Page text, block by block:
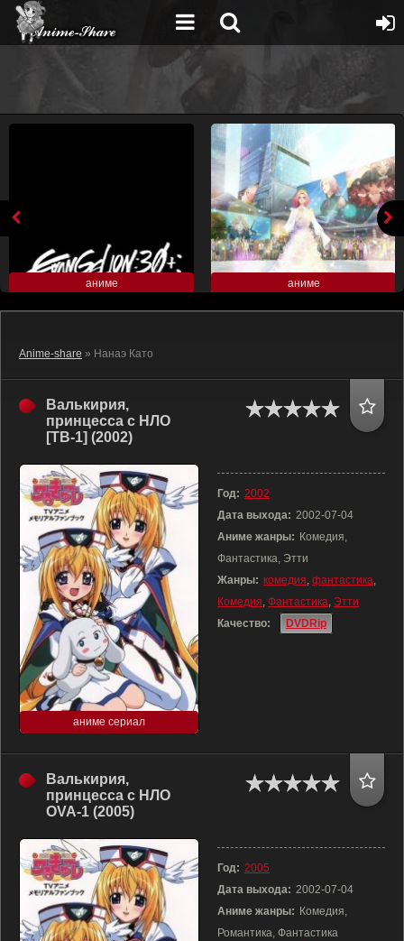
аниме аниме
Anime-share » Нанаэ Като
Валькирия,
принцесса с НЛО
[ТВ-1] (2002)
аниме сериал
Год: 2002
Дата выхода: 2002-07-04
Аниме жанры: Комедия,
Фантастика, Этти
Жанры: комедия, фантастика,
Комедия, Фантастика, Этти
Качество:
DVDRip
Валькирия,
принцесса с НЛО
OVA-1 (2005)
Год: 2005
Дата выхода: 2002-07-04
Аниме жанры: Комедия,
Романтика, Фантастика